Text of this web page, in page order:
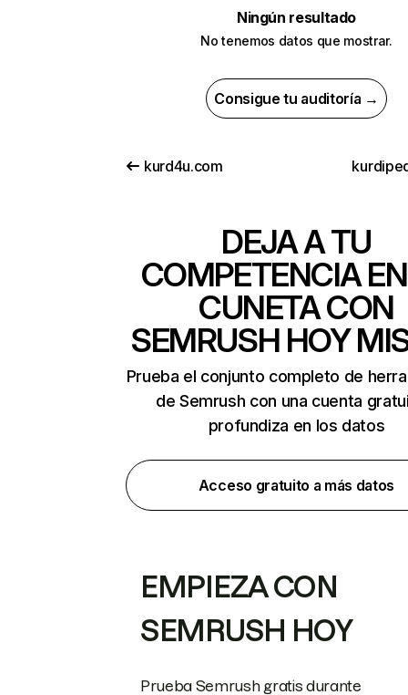
Ningún resultado
No tenemos datos que mostrar.
Consigue tu auditoría →
kurd4u.com
DEJA A TU
COMPETENCIA
CUNETA CON
SEMRUSH HOY
Prueba el conjunto completo de
de Semrush con una cuenta
profundiza en los datos
Acceso gratuito a más datos
EMPIEZA CON
SEMRUSH HOY
Prueba Semrush gratis durante